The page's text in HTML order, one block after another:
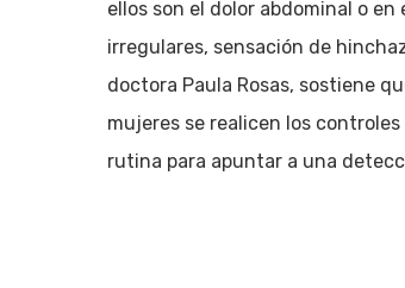
ellos son el dolor abdominal o
irregulares, sensación de
doctora Paula Rosas, sostiene
mujeres se realicen los
rutina para apuntar a una